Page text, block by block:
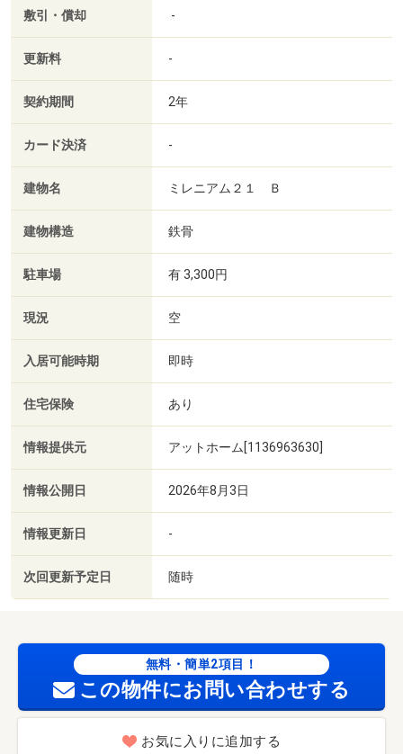
敷引・償却 -
更新料 -
契約期間 2年
カード決済 -
建物名 ミレニアム２１ Ｂ
建物構造 鉄骨
駐車場 有 3,300円
現況 空
入居可能時期 即時
住宅保険 あり
情報提供元 アットホーム[1136963630]
情報公開日 2026年8月3日
情報更新日 -
次回更新予定日 随時
無料・簡単2項目！
この物件にお問い合わせする
お気に入りに追加する